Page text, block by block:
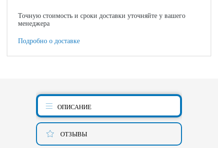
Точную стоимость и сроки доставки уточняйте у вашего
менеджера
Подробно о доставке
ОПИСАНИЕ
ОТЗЫВЫ